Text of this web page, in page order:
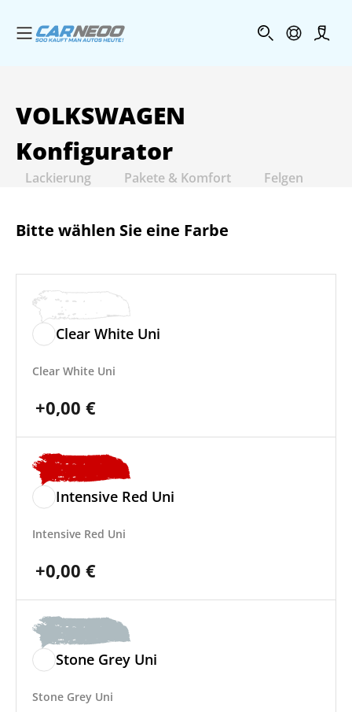
Menü öffnen
VOLKSWAGEN
Konfigurator
Lackierung Pakete & Komfort Felgen
Bitte wählen Sie eine Farbe
Clear White Uni
Clear White Uni
+0,00 €
Intensive Red Uni
Intensive Red Uni
+0,00 €
Stone Grey Uni
Stone Grey Uni